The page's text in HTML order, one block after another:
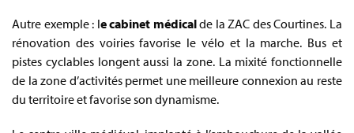
Autre exemple : lecabinet médicalde la ZAC des Courtines. La
rénovation des voiries favorise le vélo et la marche. Bus et
pistes cyclables longent aussi la zone. La mixité fonctionnelle
de la zone d’activités permet une meilleure connexion au reste
du territoire et favorise son dynamisme.